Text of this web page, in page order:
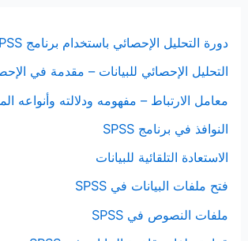
دورة التحليل الإحصائي باستخدام برنامج SPSS
التحليل الإحصائي للبيانات – مقدمة في
معامل الارتباط – مفهومه ودلالته وأنواعه
النوافذ في برنامج SPSS
الاستعادة التلقائية للبيانات
فتح ملفات البيانات في SPSS
ملفات النصوص في SPSS